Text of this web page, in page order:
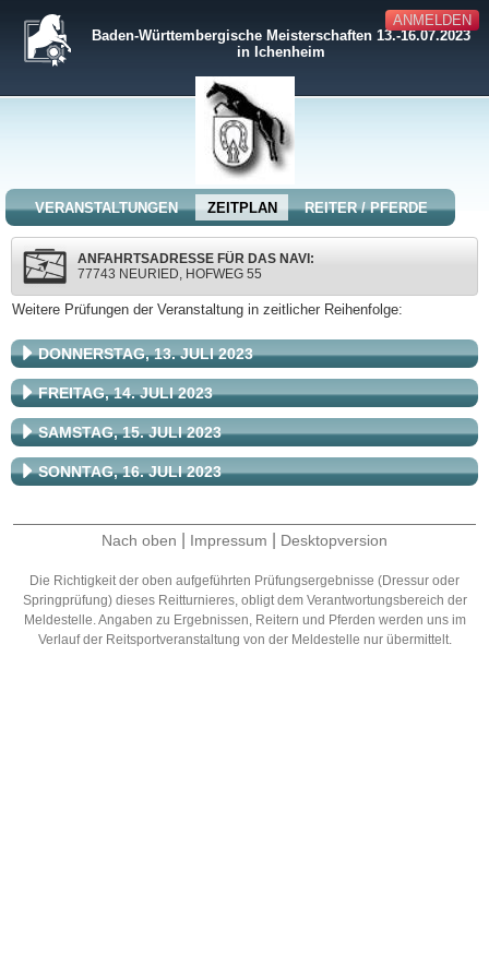
ANMELDEN
Baden-Württembergische Meisterschaften 13.-16.07.2023
in Ichenheim
VERANSTALTUNGEN ZEITPLAN REITER / PFERDE
ANFAHRTSADRESSE FÜR DAS NAVI:
77743 NEURIED, HOFWEG 55
Weitere Prüfungen der Veranstaltung in zeitlicher Reihenfolge:
DONNERSTAG, 13. JULI 2023
FREITAG, 14. JULI 2023
SAMSTAG, 15. JULI 2023
SONNTAG, 16. JULI 2023
Nach oben Impressum Desktopversion
Die Richtigkeit der oben aufgeführten Prüfungsergebnisse (Dressur oder
Springprüfung) dieses Reitturnieres, obligt dem Verantwortungsbereich der
Meldestelle. Angaben zu Ergebnissen, Reitern und Pferden werden uns im
Verlauf der Reitsportveranstaltung von der Meldestelle nur übermittelt.